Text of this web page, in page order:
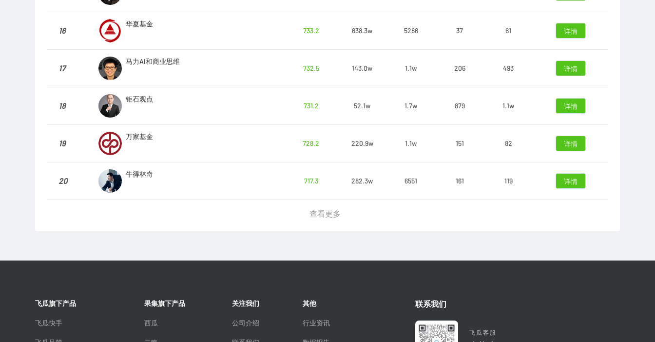
16
华夏基金
733.2
638.3w 5286 37 61 详情
17
马力AI和商业思维
732.5
143.0w 1.1w 206 493 详情
18
钜石观点
731.2
52.1w 1.7w 879 1.1w 详情
19
万家基金
728.2
220.9w 1.1w 151 82 详情
20
牛得林奇
717.3
282.3w 6551 161 119 详情
查看更多
飞瓜旗下产品
飞瓜快手
果集旗下产品
西瓜
关注我们
公司介绍
其他
行业资讯
联系我们
飞瓜客服